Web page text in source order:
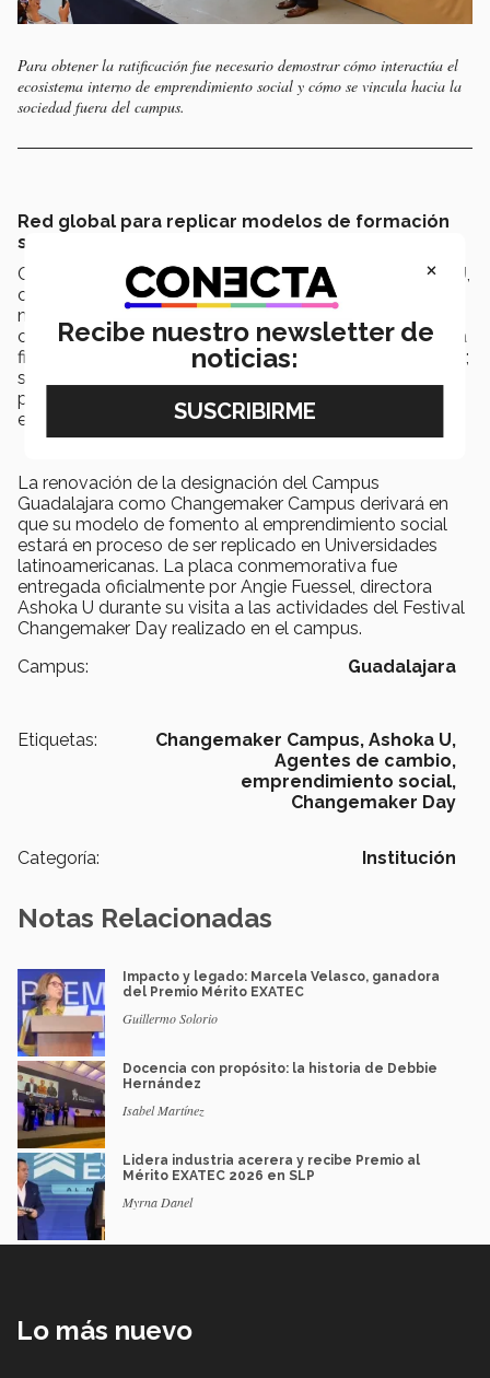
Para obtener la ratificación fue necesario demostrar cómo interactúa el
ecosistema interno de emprendimiento social y cómo se vincula hacia la
sociedad fuera del campus.
Red global para replicar modelos de formación
social
Campus Guadalajara es parte de la red global Ashoka U,
consorcio de 44 Universidades afiliadas líderes
mundiales en impulsar la innovación social en su
comunidad. “Es un grupo internacional que promueve la
filosofía de que todos podemos ser agentes de cambio;
su proyecto busca crear una red de contactos que
promuevan esta cultura de manera conjunta y
estructurada”, describió Sandoval Chapa.
La renovación de la designación del Campus
Guadalajara como Changemaker Campus derivará en
que su modelo de fomento al emprendimiento social
estará en proceso de ser replicado en Universidades
latinoamericanas. La placa conmemorativa fue
entregada oficialmente por Angie Fuessel, directora
Ashoka U durante su visita a las actividades del Festival
Changemaker Day realizado en el campus.
Campus:
Guadalajara
Etiquetas: Changemaker Campus, Ashoka U,
Agentes de cambio,
emprendimiento social,
Changemaker Day
Categoría: Institución
Notas Relacionadas
Impacto y legado: Marcela Velasco, ganadora
del Premio Mérito EXATEC
Guillermo Solorio
Docencia con propósito: la historia de Debbie
Hernández
Isabel Martínez
Lidera industria acerera y recibe Premio al
Mérito EXATEC 2026 en SLP
Myrna Danel
Lo más nuevo
×
Recibe nuestro newsletter de
noticias: